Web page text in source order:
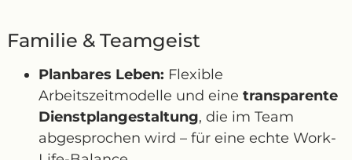
Familie & Teamgeist
Planbares Leben: Flexible
Arbeitszeitmodelle und eine transparente
Dienstplangestaltung, die im Team
abgesprochen wird – für eine echte Work-